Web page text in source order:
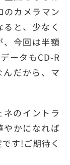
カメラマン
と、少なく
、今回は半額
ータもCD-R
んだから、マ
のイントラ
やかになれば
す!ご期待く